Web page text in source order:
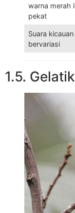
warna merah
pekat
Suara
bervariasi
1.5.